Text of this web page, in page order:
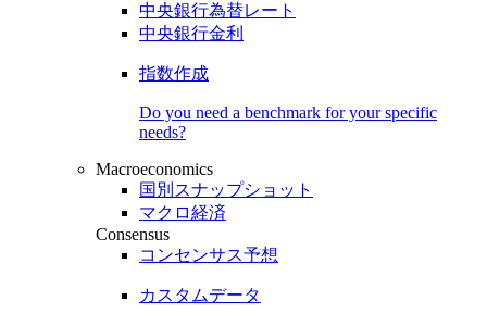
中央銀行為替レート
中央銀行金利
指数作成
Do you need a benchmark for your specific
needs?
Macroeconomics
国別スナップショット
マクロ経済
Consensus
コンセンサス予想
カスタムデータ